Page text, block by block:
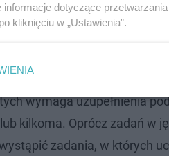
wymaga uzupełnienia
kilkoma. Oprócz zadań w
zadania, w których
informacje dotyczące
kliknięciu w „Ustawienia”.